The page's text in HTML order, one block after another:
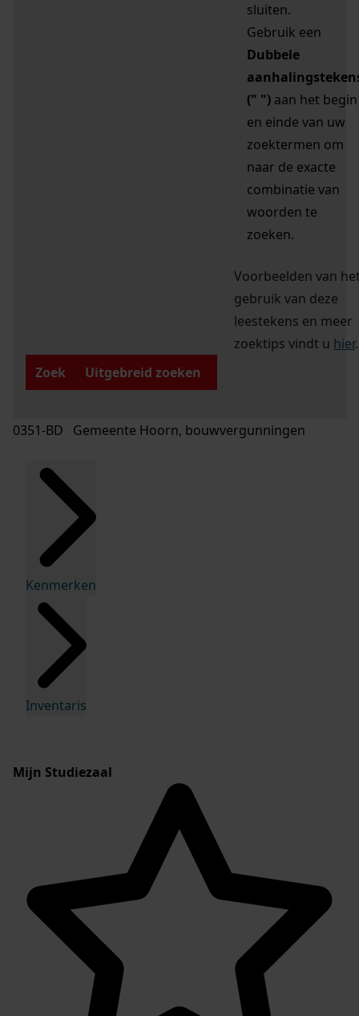
sluiten.
Gebruik een
Dubbele
(" ") aan het begin
en einde van uw
zoektermen om
naar de exacte
combinatie van
woorden te
zoeken.
Voorbeelden van
gebruik van deze
leestekens en meer
zoektips vindt u hier.
Zoek
Uitgebreid zoeken
0351-BD Gemeente Hoorn, bouwvergunningen
Kenmerken
Inventaris
Mijn Studiezaal